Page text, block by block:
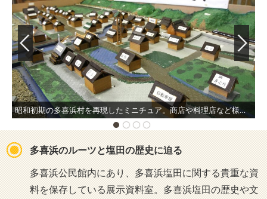
昭和初期の多喜浜村を再現したミニチュア。商店や料理店など様々な店が軒を連ね、賑わっていた当時の姿を窺うことができる。
多喜浜のルーツと塩田の歴史に迫る
多喜浜公民館内にあり、多喜浜塩田に関する貴重な資
料を保存している展示資料室。多喜浜塩田の歴史や文